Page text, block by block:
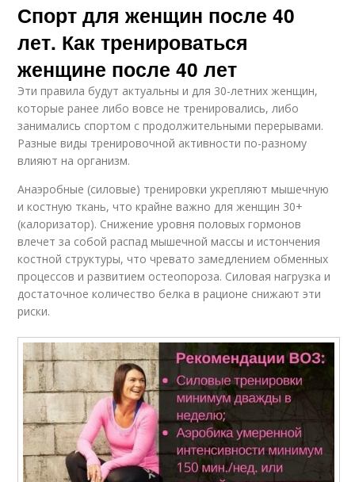
Спорт для женщин после 40
лет. Как тренироваться
женщине после 40 лет
Эти правила будут актуальны и для 30-летних женщин,
которые ранее либо вовсе не тренировались, либо
занимались спортом с продолжительными перерывами.
Разные виды тренировочной активности по-разному
влияют на организм.
Анаэробные (силовые) тренировки укрепляют мышечную
и костную ткань, что крайне важно для женщин 30+
(калоризатор). Снижение уровня половых гормонов
влечет за собой распад мышечной массы и истончения
костной структуры, что чревато замедлением обменных
процессов и развитием остеопороза. Силовая нагрузка и
достаточное количество белка в рационе снижают эти
риски.